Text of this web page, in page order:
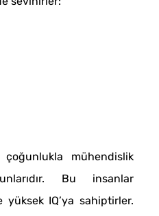
mühendislik
Bu insanlar
IQ’ya sahiptirler.